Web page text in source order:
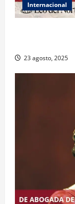
Internacional
23 agosto, 2025